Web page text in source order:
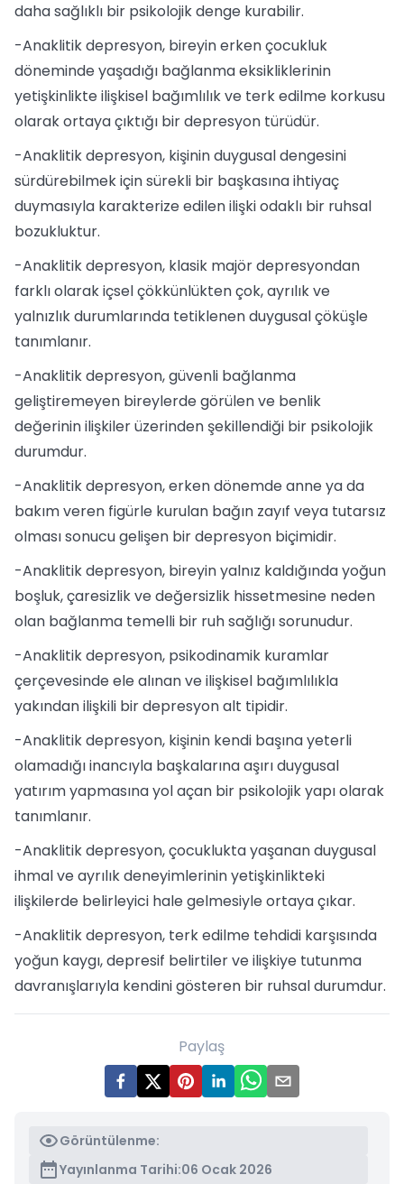
daha sağlıklı bir psikolojik denge kurabilir.
-Anaklitik depresyon, bireyin erken çocukluk
döneminde yaşadığı bağlanma eksikliklerinin
yetişkinlikte ilişkisel bağımlılık ve terk edilme korkusu
olarak ortaya çıktığı bir depresyon türüdür.
-Anaklitik depresyon, kişinin duygusal dengesini
sürdürebilmek için sürekli bir başkasına ihtiyaç
duymasıyla karakterize edilen ilişki odaklı bir ruhsal
bozukluktur.
-Anaklitik depresyon, klasik majör depresyondan
farklı olarak içsel çökkünlükten çok, ayrılık ve
yalnızlık durumlarında tetiklenen duygusal çöküşle
tanımlanır.
-Anaklitik depresyon, güvenli bağlanma
geliştiremeyen bireylerde görülen ve benlik
değerinin ilişkiler üzerinden şekillendiği bir psikolojik
durumdur.
-Anaklitik depresyon, erken dönemde anne ya da
bakım veren figürle kurulan bağın zayıf veya tutarsız
olması sonucu gelişen bir depresyon biçimidir.
-Anaklitik depresyon, bireyin yalnız kaldığında yoğun
boşluk, çaresizlik ve değersizlik hissetmesine neden
olan bağlanma temelli bir ruh sağlığı sorunudur.
-Anaklitik depresyon, psikodinamik kuramlar
çerçevesinde ele alınan ve ilişkisel bağımlılıkla
yakından ilişkili bir depresyon alt tipidir.
-Anaklitik depresyon, kişinin kendi başına yeterli
olamadığı inancıyla başkalarına aşırı duygusal
yatırım yapmasına yol açan bir psikolojik yapı olarak
tanımlanır.
-Anaklitik depresyon, çocuklukta yaşanan duygusal
ihmal ve ayrılık deneyimlerinin yetişkinlikteki
ilişkilerde belirleyici hale gelmesiyle ortaya çıkar.
-Anaklitik depresyon, terk edilme tehdidi karşısında
yoğun kaygı, depresif belirtiler ve ilişkiye tutunma
davranışlarıyla kendini gösteren bir ruhsal durumdur.
Paylaş
Görüntülenme:
Yayınlanma Tarihi:06 Ocak 2026